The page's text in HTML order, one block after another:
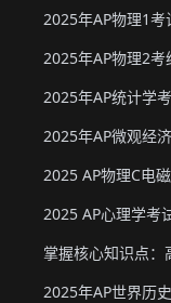
2025年AP世界历